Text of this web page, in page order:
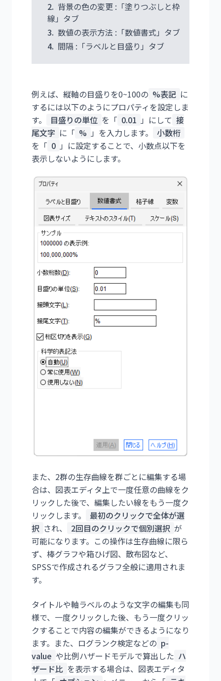
2. 背景の色の変更 :「塗りつぶしと枠
線」タブ
3. 数値の表示方法 :「数値書式」タブ
4. 間隔 :「ラベルと目盛り」タブ
例えば、縦軸の目盛りを0~100の %表記 に
するには以下のようにプロパティを設定しま
す。
目盛りの単位 を「 0.01 」にして 接
尾文字 に「 % 」を入力します。
小数桁
を「 0 」に設定することで、小数点以下を
表示しないようにします。
また、2群の生存曲線を群ごとに編集する場
合は、図表エディタ上で一度任意の曲線をク
リックした後で、編集したい線をもう一度ク
リックします。
最初のクリックで全体が選
択 され、 2回目のクリックで個別選択 が
可能になります。この操作は生存曲線に限ら
ず、棒グラフや箱ひげ図、散布図など、
SPSSで作成されるグラフ全般に適用されま
す。
タイトルや軸ラベルのような文字の編集も同
様で、一度クリックした後、もう一度クリッ
クすることで内容の編集ができるようになり
ます。また、ログランク検定などの p-
value や比例ハザードモデルで算出した ハ
ザード比 を表示する場合は、図表エディタ